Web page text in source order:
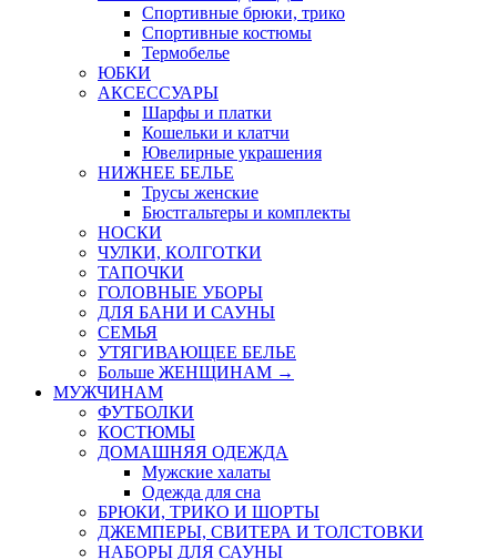
Спортивные брюки, трико
Спортивные костюмы
Термобелье
ЮБКИ
AКСЕССУАРЫ
Шарфы и платки
Кошельки и клатчи
Ювелирные украшения
НИЖНЕЕ БЕЛЬЕ
Трусы женские
Бюстгальтеры и комплекты
НОСКИ
ЧУЛКИ, КОЛГОТКИ
ТАПОЧКИ
ГОЛОВНЫЕ УБОРЫ
ДЛЯ БАНИ И САУНЫ
СЕМЬЯ
УТЯГИВАЮЩЕЕ БЕЛЬЕ
Больше ЖЕНЩИНАМ →
МУЖЧИНАМ
ФУТБОЛКИ
КОСТЮМЫ
ДОМАШНЯЯ ОДЕЖДА
Мужские халаты
Одежда для сна
БРЮКИ, ТРИКО И ШОРТЫ
ДЖЕМПЕРЫ, СВИТЕРА И ТОЛСТОВКИ
НАБОРЫ ДЛЯ САУНЫ